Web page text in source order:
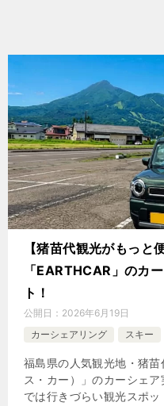
【猪苗代観光がもっと
「EARTHCAR」のカ
ト！
公開日： 2026年6月19日
カーシェアリング
スキー
福島県の人気観光地・猪
ス・カー）」のカーシェ
では行きづらい観光スポ